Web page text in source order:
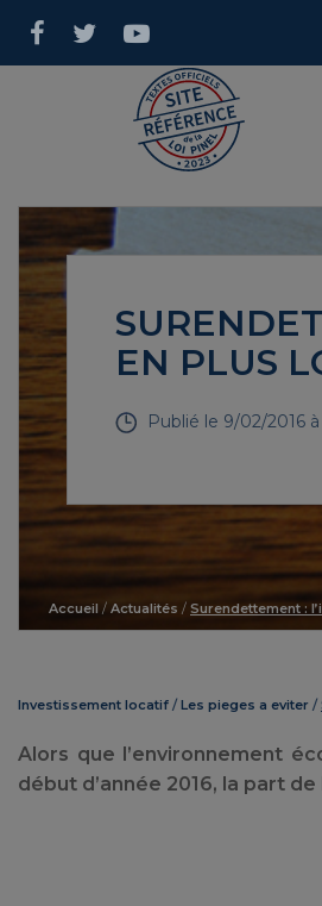
EN PLUS
Publié le 9/02/2016 à
Accueil / Actualités / Surendettement :
Investissement locatif Les pieges a eviter
Alors que l’environnement
début d’année 2016, la part